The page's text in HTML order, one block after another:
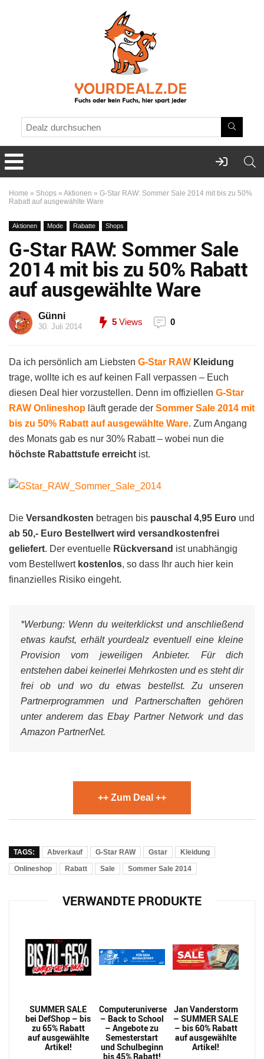
Home » Shops » Aktionen » G-Star RAW: Sommer Sale 2014 mit bis zu 50%
Rabatt auf ausgewählte Ware
Aktionen Mode Rabatte Shops
G-Star RAW: Sommer Sale
2014 mit bis zu 50% Rabatt
auf ausgewählte Ware
Günni
30. Juli 2014 5 Views 0
Da ich persönlich am Liebsten G-Star RAW Kleidung
trage, wollte ich es auf keinen Fall verpassen – Euch
diesen Deal hier vorzustellen. Denn im offiziellen G-Star
RAW Onlineshop läuft gerade der Sommer Sale 2014 mit
bis zu 50% Rabatt auf ausgewählte Ware. Zum Angang
des Monats gab es nur 30% Rabatt – wobei nun die
höchste Rabattstufe erreicht ist.
Die Versandkosten betragen bis pauschal 4,95 Euro und
ab 50,- Euro Bestellwert wird versandkostenfrei
geliefert. Der eventuelle Rückversand ist unabhängig
vom Bestellwert kostenlos, so dass Ihr auch hier kein
finanzielles Risiko eingeht.
*Werbung: Wenn du weiterklickst und anschließend
etwas kaufst, erhält yourdealz eventuell eine kleine
Provision vom jeweiligen Anbieter. Für dich
entstehen dabei keinerlei Mehrkosten und es steht dir
frei ob und wo du etwas bestellst. Zu unseren
Partnerprogrammen und Partnerschaften gehören
unter anderem das Ebay Partner Network und das
Amazon PartnerNet.
++ Zum Deal ++
TAGS: Abverkauf G-Star RAW Gstar
Kleidung
Onlineshop
Rabatt Sale Sommer Sale 2014
VERWANDTE PRODUKTE
SUMMER SALE
bei DefShop – bis
zu 65% Rabatt
auf ausgewählte
Artikel!
Computeruniverse
– Back to School
– Angebote zu
Semesterstart
und Schulbeginn
bis 45% Rabatt!
Jan Vanderstorm
– SUMMER SALE
– bis 60% Rabatt
auf ausgewählte
Artikel!